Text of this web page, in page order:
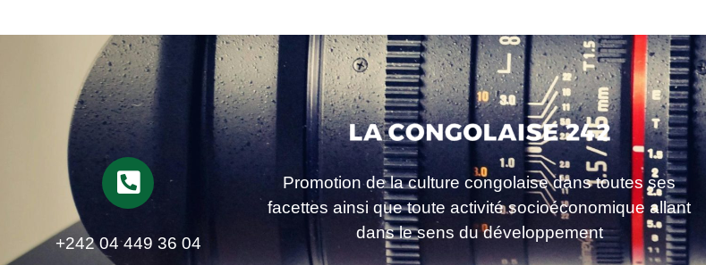
+242 04 449 36 04
Promotion de la culture congolaise dans toutes ses
facettes ainsi que toute activité socioéconomique allant
dans le sens du développement